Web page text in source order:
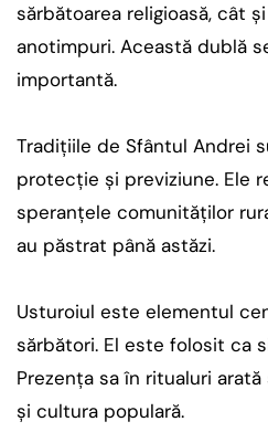
sărbătoarea religioasă, cât
anotimpuri. Această dublă
importantă.
Tradițiile de Sfântul Andrei
protecție și previziune. Ele
speranțele comunităților
au păstrat până astăzi.
Usturoiul este elementul
sărbători. El este folosit ca
Prezența sa în ritualuri
și cultura populară.